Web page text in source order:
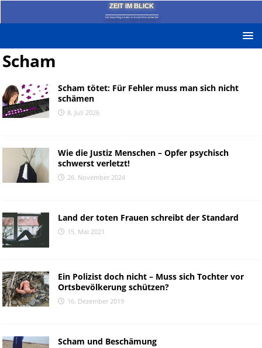
ZEIT IM BLICK
Das News-Blog mit dem kritischen Blick auf die Zeit!
Scham
Scham tötet: Für Fehler muss man sich nicht
schämen
8. Juli 2026
Wie die Justiz Menschen – Opfer psychisch
schwerst verletzt!
26. November 2024
Land der toten Frauen schreibt der Standard
15. Mai 2021
Ein Polizist doch nicht – Muss sich Tochter vor
Ortsbevölkerung schützen?
16. Dezember 2019
Scham und Beschämung